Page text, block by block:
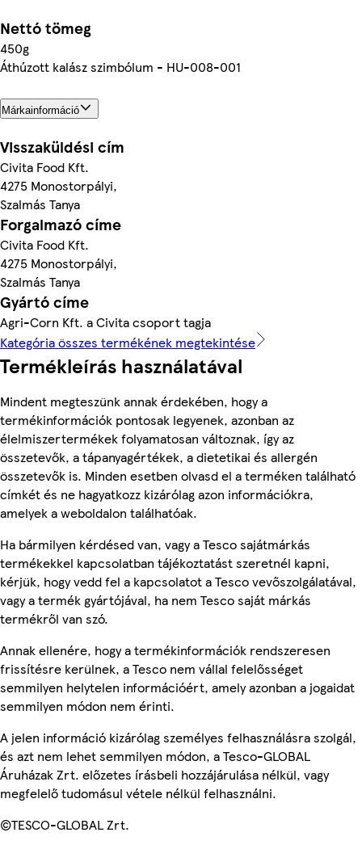
Nettó tömeg
450g
Áthúzott kalász szimbólum - HU-008-001
Márkainformáció
Visszaküldési cím
Civita Food Kft.
4275 Monostorpályi,
Szalmás Tanya
Forgalmazó címe
Civita Food Kft.
4275 Monostorpályi,
Szalmás Tanya
Gyártó címe
Agri-Corn Kft. a Civita csoport tagja
Kategória összes termékének megtekintése
Termékleírás használatával
Mindent megteszünk annak érdekében, hogy a
termékinformációk pontosak legyenek, azonban az
élelmiszertermékek folyamatosan változnak, így az
összetevők, a tápanyagértékek, a dietetikai és allergén
összetevők is. Minden esetben olvasd el a terméken található
címkét és ne hagyatkozz kizárólag azon információkra,
amelyek a weboldalon találhatóak.
Ha bármilyen kérdésed van, vagy a Tesco sajátmárkás
termékekkel kapcsolatban tájékoztatást szeretnél kapni,
kérjük, hogy vedd fel a kapcsolatot a Tesco vevőszolgálatával,
vagy a termék gyártójával, ha nem Tesco saját márkás
termékről van szó.
Annak ellenére, hogy a termékinformációk rendszeresen
frissítésre kerülnek, a Tesco nem vállal felelősséget
semmilyen helytelen információért, amely azonban a jogaidat
semmilyen módon nem érinti.
A jelen információ kizárólag személyes felhasználásra szolgál,
és azt nem lehet semmilyen módon, a Tesco-GLOBAL
Áruházak Zrt. előzetes írásbeli hozzájárulása nélkül, vagy
megfelelő tudomásul vétele nélkül felhasználni.
©TESCO-GLOBAL Zrt.